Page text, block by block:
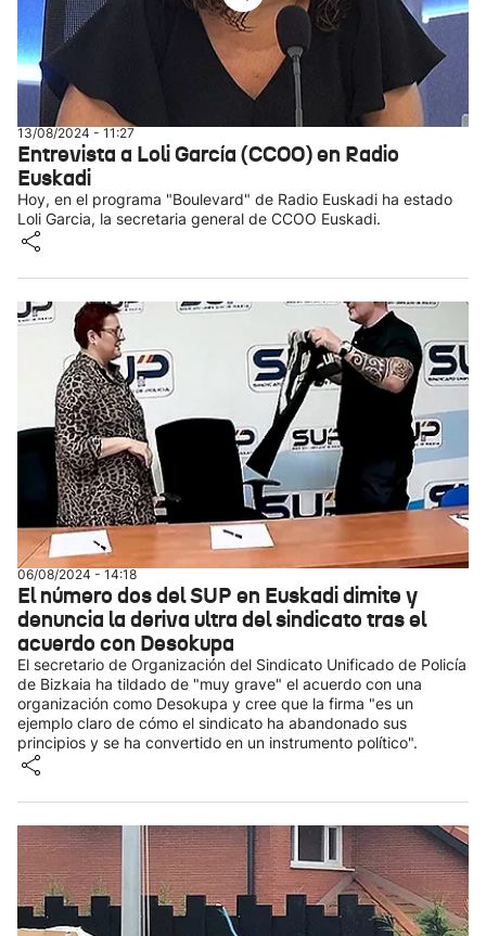
13/08/2024 - 11:27
Entrevista a Loli García (CCOO) en Radio
Euskadi
Hoy, en el programa "Boulevard" de Radio Euskadi ha estado
Loli Garcia, la secretaria general de CCOO Euskadi.
06/08/2024 - 14:18
El número dos del SUP en Euskadi dimite y
denuncia la deriva ultra del sindicato tras el
acuerdo con Desokupa
El secretario de Organización del Sindicato Unificado de Policía
de Bizkaia ha tildado de "muy grave" el acuerdo con una
organización como Desokupa y cree que la firma "es un
ejemplo claro de cómo el sindicato ha abandonado sus
principios y se ha convertido en un instrumento político".